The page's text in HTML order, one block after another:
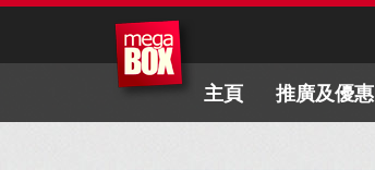
主頁 推廣及優惠